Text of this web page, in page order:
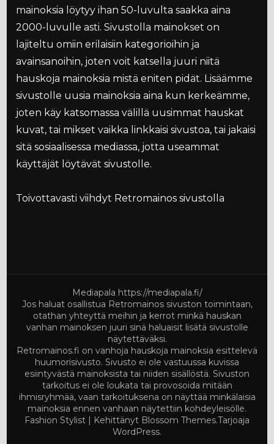
mainoksia löytyy ihan 50-luvulta saakka aina
2000-luvulle asti. Sivustolla mainokset on
lajiteltu omiin erilaisiin kategorioihin ja
avainsanoihin, joten voit katsella juuri niitä
hauskoja mainoksia mistä eniten pidät. Lisäämme
sivustolle uusia mainoksia aina kun kerkeämme,
joten käy katsomassa välillä uusimmat hauskat
kuvat, tai mikset vaikka linkkaisi sivustoa, tai jakaisi
sitä sosiaalisessa mediassa, jotta useammat
käyttäjät löytävät sivustolle.
Toivottavasti viihdyt Retromainos sivustolla
Mediapala https://mediapala.fi/
Jos haluat osallistua Retromainos sivuston toimintaan,
otathan yhteyttä meihin ja kerrot minkä hauskan
vanhan mainoksen juuri sinä haluaisit lisätä sivustolle
näytettäväksi.
Retromainos.fi on vanhoja hauskoja mainoksia esittelevä
huumorisivusto. Sivusto ei ole vastuussa kuvissa
esiintyvästä mainoksista tai niiden sisällöstä. Sivuston
tarkoitus ei ole loukata tai provosoida mitään
ihmisryhmää, vaan tarkoituksena on näyttää minkälaisia
mainoksia ennen vanhaan näytettiin kohdeyleisölle.
Fashion Stylist | Kehittänyt Blossom Themes.Tarjoaja
WordPress.